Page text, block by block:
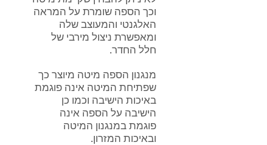
וכך הספה שומרת על המראה
האלגנטי והמעוצב שלה
ומאפשרת ניצול מירבי של
חלל החדר.
מנגנון הספה מיטה מיוצר כך
שפתיחת המיטה אינה פוגמת
באיכות הישיבה וכמו כן
הישיבה על הספה אינה
פוגמת במנגנון המיטה
ובאיכות המזרון.